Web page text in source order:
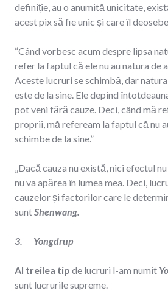
definiție, au o anumită unicitate,
acest pix să fie unic și care îl
“Când vorbesc acum despre lipsa
refer la faptul că ele nu au natura de
Aceste lucruri se schimbă, dar natura
este de la sine. Ele depind
pot veni fără cauze. Deci, când mă
proprii, mă refeream la faptul că nu
schimbe de la sine.”
„Dacă cauza nu există, nici efectul
nu va apărea în lumea mea. Deci,
cauzelor și factorilor care le
suntShenwang.
3. Yongdrup
Al treilea tip de lucruri l-am numit
sunt lucrurile supreme.